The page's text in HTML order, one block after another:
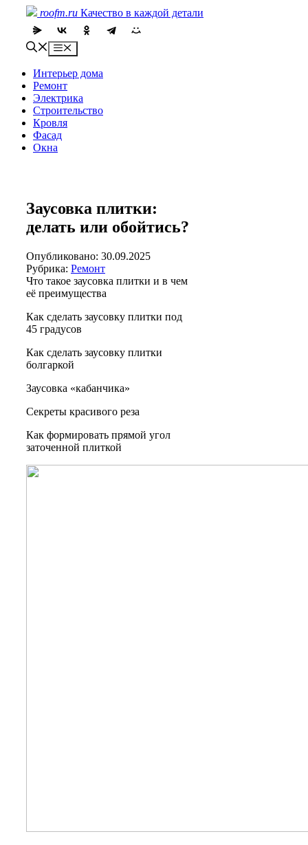
content
roofm.ru Качество в каждой детали
Menu
Интерьер дома
Ремонт
Электрика
Строительство
Кровля
Фасад
Окна
Заусовка плитки:
делать или обойтись?
Опубликовано: 30.09.2025
Рубрика: Ремонт
Что такое заусовка плитки и в чем
её преимущества
Как сделать заусовку плитки под
45 градусов
Как сделать заусовку плитки
болгаркой
Заусовка «кабанчика»
Секреты красивого реза
Как формировать прямой угол
заточенной плиткой